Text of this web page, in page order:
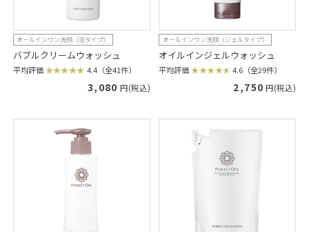
オールインワン洗顔（泡タイプ）
バブルクリームウォッシュ
平均評価 4.4（全41件）
3,080 円(税込)
オールインワン洗顔（ジェルタイプ）
オイルインジェルウォッシュ
平均評価 4.6（全29件）
2,750 円(税込)